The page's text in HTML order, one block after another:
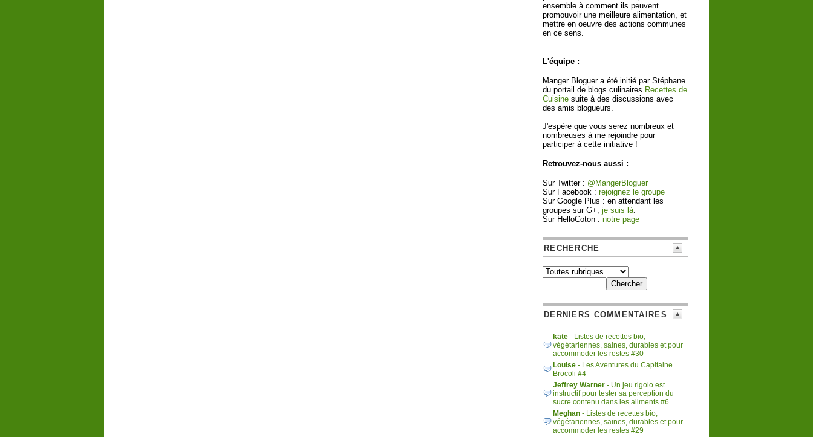
ensemble à comment ils peuvent
promouvoir une meilleure alimentation, et
mettre en oeuvre des actions communes
en ce sens.
L'équipe :
Manger Bloguer a été initié par Stéphane
du portail de blogs culinaires Recettes de
Cuisine suite à des discussions avec
des amis blogueurs.
J'espère que vous serez nombreux et
nombreuses à me rejoindre pour
participer à cette initiative !
Retrouvez-nous aussi :
Sur Twitter : @MangerBloguer
Sur Facebook : rejoignez le groupe
Sur Google Plus : en attendant les
groupes sur G+, je suis là.
Sur HelloCoton : notre page
RECHERCHE
DERNIERS COMMENTAIRES
kate - Listes de recettes bio,
végétariennes, saines, durables et pour
accommoder les restes #30
Louise - Les Aventures du Capitaine
Brocoli #4
Jeffrey Warner - Un jeu rigolo est
instructif pour tester sa perception du
sucre contenu dans les aliments #6
Meghan - Listes de recettes bio,
végétariennes, saines, durables et pour
accommoder les restes #29